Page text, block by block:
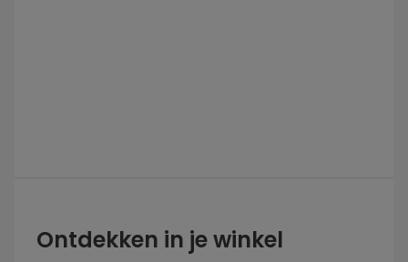
Ontdekken in je winkel